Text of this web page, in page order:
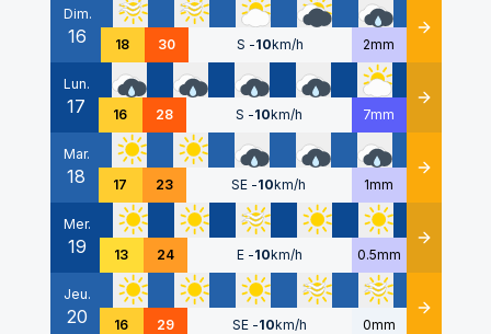
Dim.
16 18 30 S -10km/h 2mm Détails
Lun.
17 16 28 S -10km/h 7mm Détails
Mar.
18 17 23 SE -10km/h 1mm Détails
Mer.
19 13 24 E -10km/h 0.5mm Détails
Jeu.
20 16 29 SE -10km/h 0mm Détails